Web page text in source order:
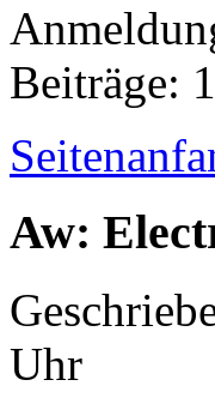
Beiträge:
Aw:
Uhr